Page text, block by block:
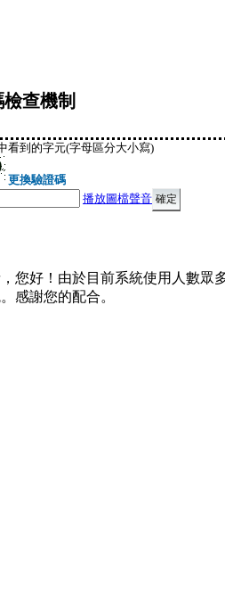
查機制
看到的字元(字母區分大小寫)
更換驗證碼
播放圖檔聲音
您好！由於目前系統使用人數眾
感謝您的配合。